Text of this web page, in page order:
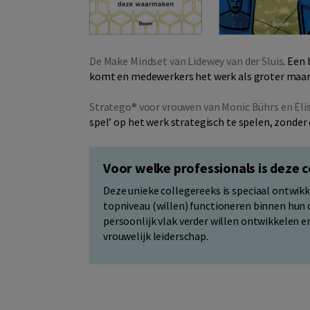
De Make Mindset van Lidewey van der Sluis.
komt en medewerkers het werk als groter
Stratego® voor vrouwen van Monic Bührs en
spel’ op het werk strategisch te spelen,
Voor welke professionals is deze
Deze unieke collegereeks is speciaal
topniveau (willen) functioneren binnen hun
persoonlijk vlak verder willen ontwikkelen
vrouwelijk leiderschap.